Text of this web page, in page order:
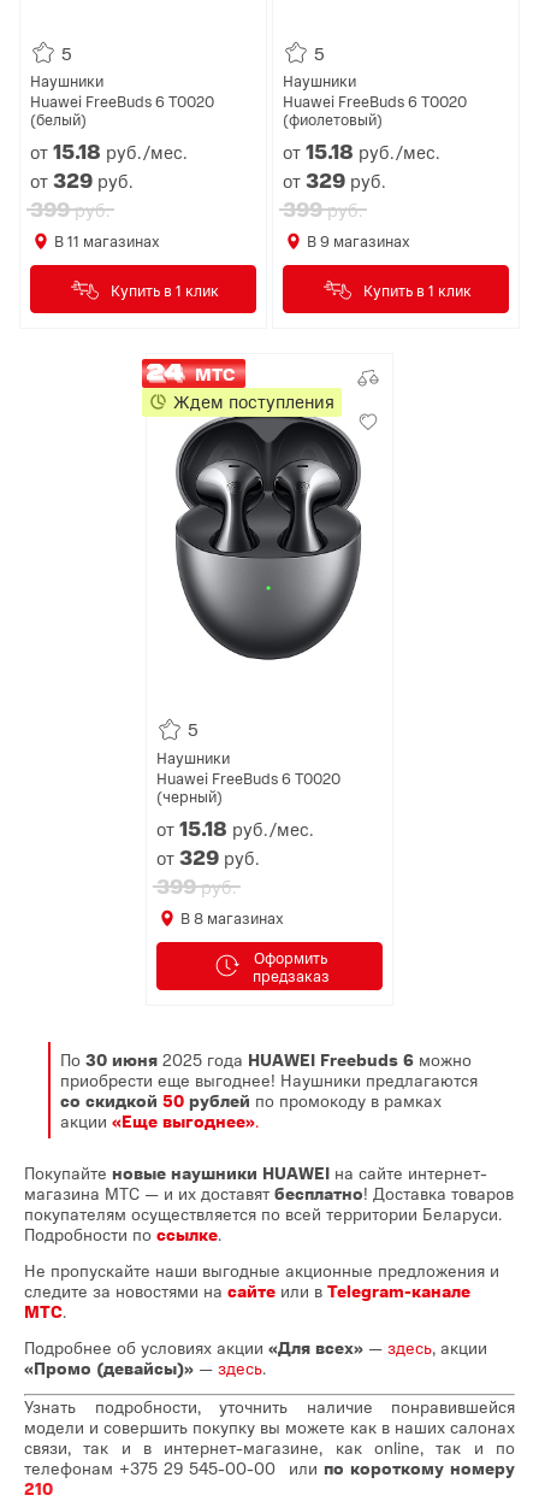
5
Наушники
Huawei FreeBuds 6 T0020
(белый)
от15.18 руб./мес.
от329 руб.
399руб.
В11 магазинах
Купить в 1 клик
5
Наушники
Huawei FreeBuds 6 T0020
(фиолетовый)
от15.18 руб./мес.
от329 руб.
399руб.
В9 магазинах
Купить в 1 клик
5
Наушники
Huawei FreeBuds 6 T0020
(черный)
от15.18 руб./мес.
от329 руб.
399руб.
В8 магазинах
Оформить
предзаказ
МТС
Ждем поступления
По 30 июня 2025 года HUAWEI Freebuds 6 можно
приобрести еще выгоднее! Наушники предлагаются
со скидкой 50 рублей по промокоду в рамках
акции «Еще выгоднее».
Покупайте новые наушники HUAWEI на сайте интернет-
магазина МТС — и их доставят бесплатно! Доставка товаров
покупателям осуществляется по всей территории Беларуси.
Подробности по ссылке.
Не пропускайте наши выгодные акционные предложения и
следите за новостями на сайте или в Telegram-канале
МТС.
Подробнее об условиях акции «Для всех» — здесь, акции
«Промо (девайсы)» — здесь.
Узнать подробности, уточнить наличие понравившейся
модели и совершить покупку вы можете как в наших салонах
связи, так и в интернет-магазине, как online, так и по
телефонам +375 29 545-00-00 или по короткому номеру
210